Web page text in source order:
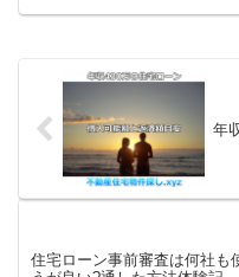
決
年
住宅ローン事前審査は何社も